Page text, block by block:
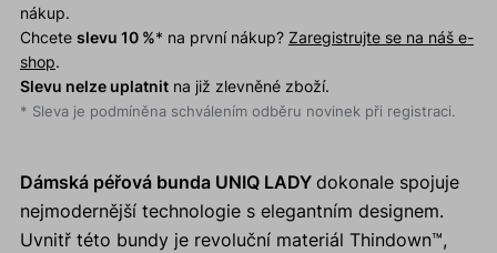
nákup.
Chcete slevu 10 %* na první nákup? Zaregistrujte se na náš e-
shop.
Slevu nelze uplatnitna již zlevněné zboží.
* Sleva je podmíněna schválením odběru novinek při registraci.
Dámská péřová bunda UNIQ LADY dokonale spojuje
nejmodernější technologie s elegantním designem.
Uvnitř této bundy je revoluční materiál Thindown™,